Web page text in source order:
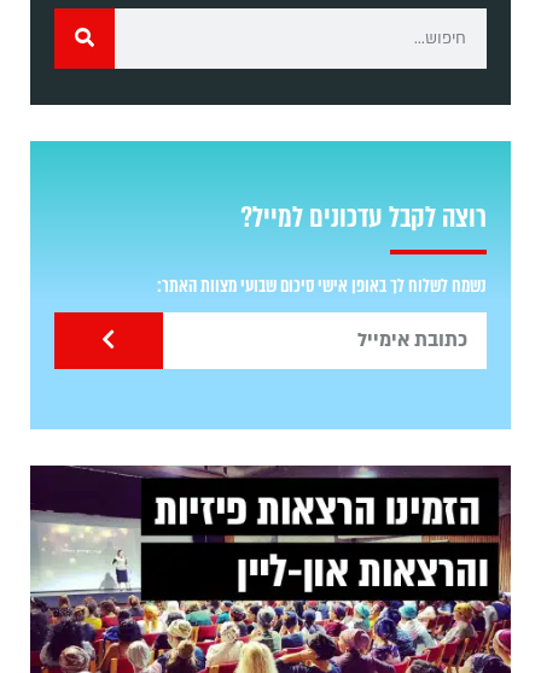
רוצה לקבל עדכונים למייל?
נשמח לשלוח לך באופן אישי סיכום שבועי מצוות האתר: